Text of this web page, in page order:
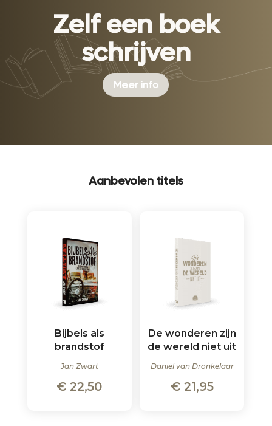
Zelf een boek
schrijven
Meer info
Aanbevolen titels
Bijbels als
brandstof
Jan Zwart
€ 22,50
De wonderen zijn
de wereld niet uit
Daniël van Dronkelaar
€21,95